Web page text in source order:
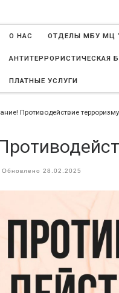
О НАС ОТДЕЛЫ МБУ МЦ
АНТИТЕРРОРИСТИЧЕСКАЯ
ПЛАТНЫЕ УСЛУГИ
Противодействие
Обновлено 28.02.2025